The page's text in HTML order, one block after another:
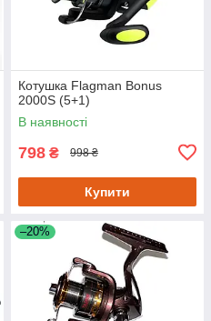
Котушка Flagman Bonus
2000S (5+1)
В наявності
798 ₴ 998 ₴
Купити
–20%